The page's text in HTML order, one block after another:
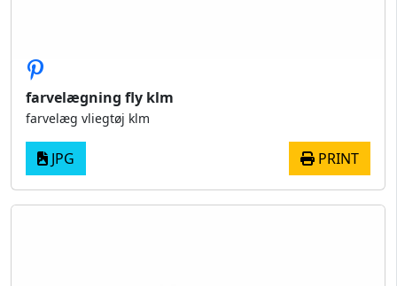
farvelægning fly klm
farvelæg vliegtøj klm
JPG PRINT